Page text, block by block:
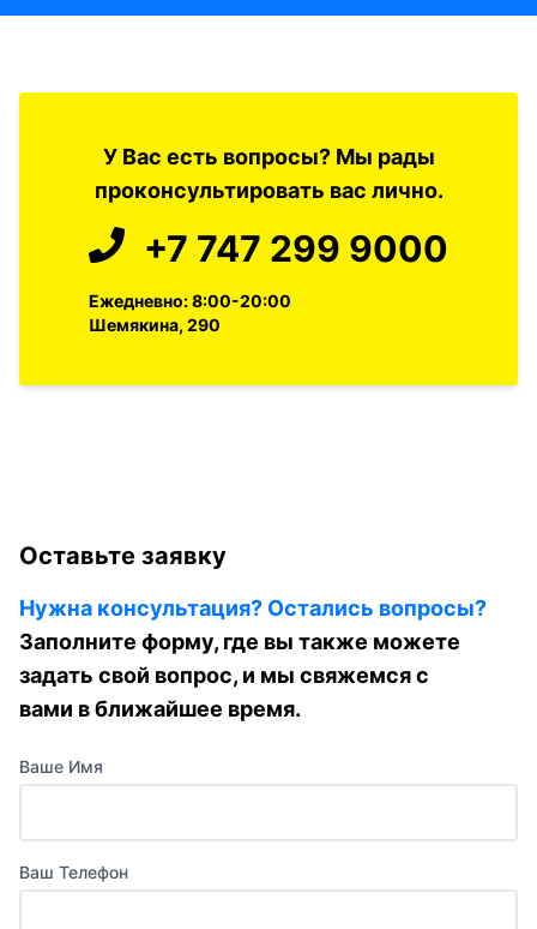
У Вас есть вопросы? Мы рады
проконсультировать вас лично.
+7 747 299 9000
Ежедневно: 8:00-20:00
Шемякина, 290
Оставьте заявку
Нужна консультация? Остались вопросы?
Заполните форму, где вы также можете
задать свой вопрос, и мы свяжемся с
вами в ближайшее время.
Ваше Имя
Ваш Телефон